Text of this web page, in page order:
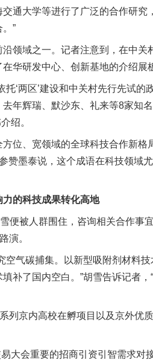
通大学等进行了广泛的合作研
”
域之一。记者注意到，在中关
华研发中心、创新基地的介绍展
‘两区’建设和中关村先行先试的
年辉瑞、默沙东、礼来等8家知
绍。
、宽领域的全球科技合作新格
赞墨泰说，这个成语在科技领域
的科技成果转化高地
被人群围住，咨询相关合作事
演。
气碳捕集。以新型吸附剂材料技
补了国内空白。”胡雪告诉记者
京内高校在孵项目以及京外优
大会重要的招商引资引智需求对